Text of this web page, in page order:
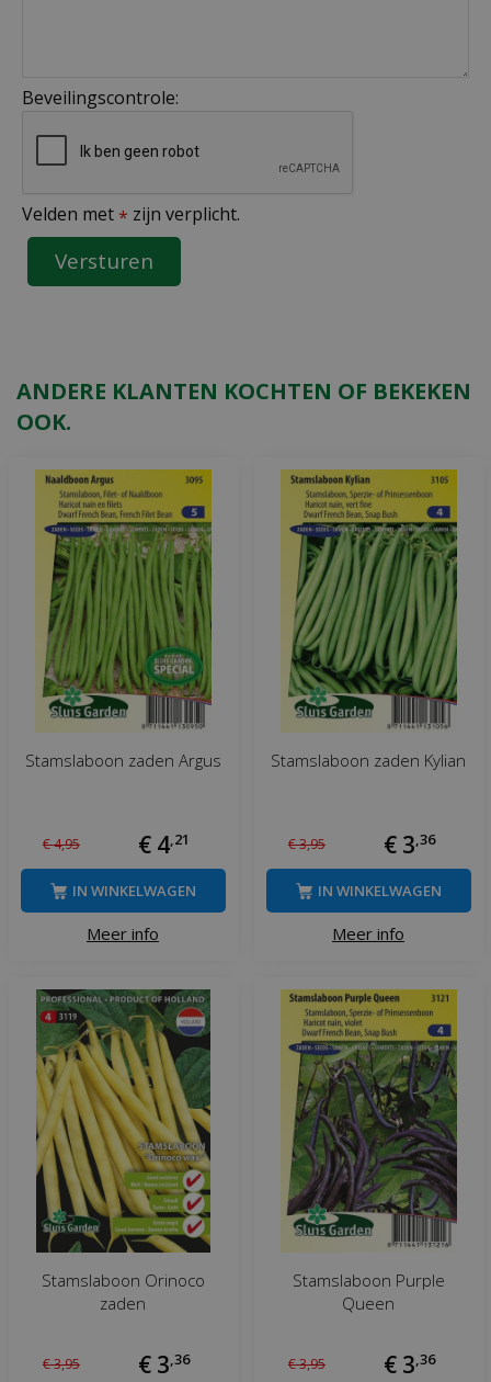
Beveilingscontrole:
Velden met * zijn verplicht.
ANDERE KLANTEN KOCHTEN OF BEKEKEN
OOK.
Stamslaboon zaden Argus
€4,95 € 4,21
Meer info
IN WINKELWAGEN
Stamslaboon zaden Kylian
€3,95 € 3,36
Meer info
IN WINKELWAGEN
Stamslaboon Orinoco
zaden
€3,95 € 3,36
Stamslaboon Purple
Queen
€3,95 € 3,36